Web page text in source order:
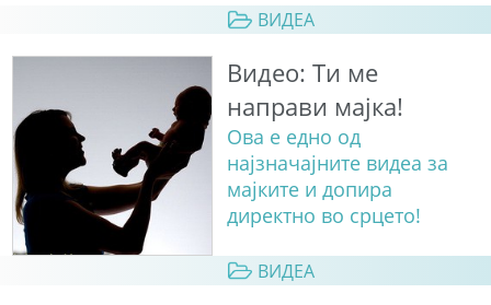
ВИДЕА
Видео: Ти ме
направи мајка!
Ова е едно од
најзначајните видеа за
мајките и допира
директно во срцето!
ВИДЕА